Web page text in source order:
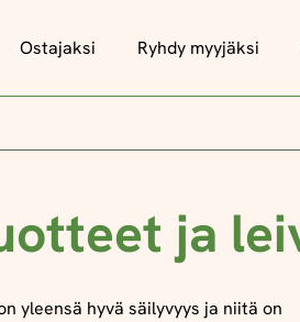
Ostajaksi Ryhdy myyjäksi
ja
yleensä hyvä säilyvyys ja niitä on